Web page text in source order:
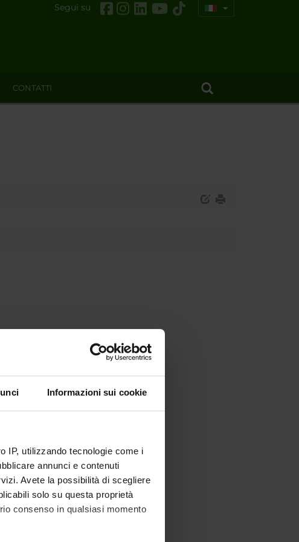
Informazioni sui cookie
IP, utilizzando tecnologie come i
annunci e contenuti
Avete la possibilità di scegliere
solo su questa proprietà
consenso in qualsiasi momento
Segui su
CONTATTI